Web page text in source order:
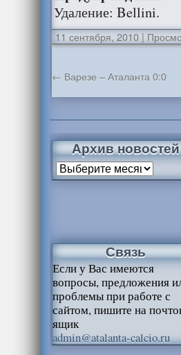
Удаление: Bellini.
11 сентября, 2010 |
← Варезе – Аталанта 0:0
Архив новостей
Связь
Если у Вас имеются
вопросы, предложения
проблемы при работе с
сайтом, пишите на
ящик
admin@atalanta-calcio.ru